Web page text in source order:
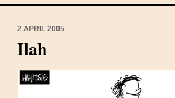
2 APRIL 2005
Ilah